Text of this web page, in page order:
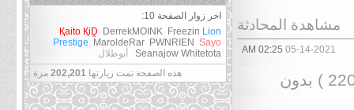
مشاهدة المحادثة
05-14-2021
02:25 AM
مشروع اعادة انتاج ترجمة ناروتو الحلقات من ( 001 ~ 220 ) بدون
اخر زوار الصفحة 10:
Қaito ҚiḒ
DerrekMOINK Freezin Lion
Prestige
MaroldeRar PWNRIEN Sayo
Seanajow Whitetota
أبوطلال
هذه الصفحة تمت زيارتها 202,201 مرة